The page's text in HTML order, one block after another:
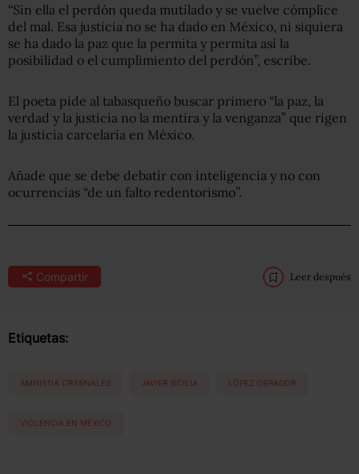
“Sin ella el perdón queda mutilado y se vuelve cómplice
del mal. Esa justicia no se ha dado en México, ni siquiera
se ha dado la paz que la permita y permita así la
posibilidad o el cumplimiento del perdón”, escribe.
El poeta pide al tabasqueño buscar primero “la paz, la
verdad y la justicia no la mentira y la venganza” que rigen
la justicia carcelaria en México.
Añade que se debe debatir con inteligencia y no con
ocurrencias “de un falto redentorismo”.
Compartir Leer después
Etiquetas:
AMNISTIA CRIMINALES JAVIER SICILIA LÓPEZ OBRADOR
VIOLENCIA EN MÉXICO